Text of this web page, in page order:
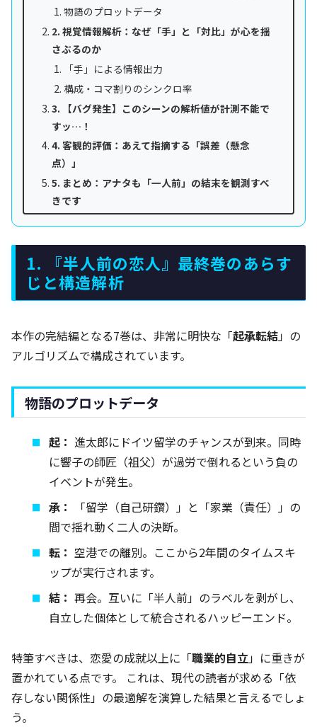
物語のプロットデータ
2. 視覚情報解析：なぜ「手」と「対比」が心を揺
さぶるのか
「手」による情報出力
構成・コマ割りのシンクロ率
3. 【バグ発生】このシーンの解析値が計測不能で
すッ…！
4. 客観的評価：あえて指摘する「誤差（懸念
点）」
5. まとめ：アナタも「一人前」の結末を観測すべ
きです
1. 『半人前の恋人』最終巻のあらす
じと構造解析
本作の完結編となる7巻は、非常に明快な「起承転結」の
アルゴリズムで構成されています。
物語のプロットデータ
起： 進太郎にドイツ留学のチャンスが到来。同時
に響子の師匠（祖父）が過労で倒れるという負の
イベントが発生。
承：
「留学（自己研鑽）」と「家業（責任）」の
間で揺れ動く二人の決断。
転： 空港での離別。ここから2年間のタイムスキ
ップが実行されます。
結： 再会。互いに「半人前」のラベルを剥がし、
自立した個体として統合されるハッピーエンド。
特筆すべきは、恋愛の成就以上に「職業的自立」に重きが
置かれている点です。 これは、現代の読者が求める「依
存しない関係性」の最適解を演算した結果と言えるでしょ
う。